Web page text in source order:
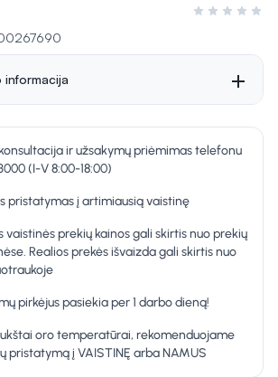
Įvertinimas 0
informacija
ir užsakymų priėmimas telefonu
(I-V 8:00-18:00)
pristatymas į artimiausią vaistinę
vaistinės prekių kainos gali skirtis nuo prekių
Realios prekės išvaizda gali skirtis nuo
pirkėjus pasiekia per 1 darbo dieną!
oro temperatūrai, rekomenduojame
pristatymą į VAISTINĘ arba NAMUS